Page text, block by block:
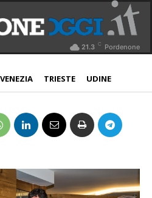
21.3 C Pordenone
VENEZIA TRIESTE UDINE
alla memoria di